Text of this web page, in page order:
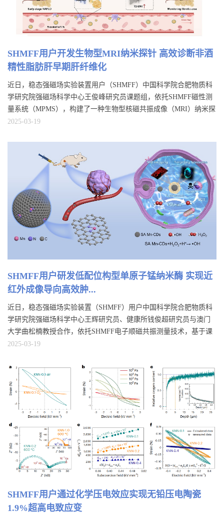
SHMFF用户开发生物型MRI纳米探针 高效诊断非酒
精性脂肪肝早期肝纤维化
近日，稳态强磁场实验装置用户（SHMFF）中国科学院合肥物质科
学研究院强磁场科学中心王俊峰研究员课题组，依托SHMFF磁性测
量系统（MPMS），构建了一种生物型核磁共振成像（MRI）纳米探
针用于非酒精性脂肪肝早期肝纤维高效诊断。相关成果以“Efficient
Advanced Science。
2025-03-19
SHMFF用户研发低配位构型单原子锰纳米酶 实现近
红外成像导向高效肿...
近日，稳态强磁场实验装置（SHMFF）用户中国科学院合肥物质科
学研究院强磁场科学中心王辉研究员、健康所钱俊超研究员与澳门
大学曲松楠教授合作，依托SHMFF电子顺磁共振测量技术，基于课
题组发现的“分子碳化-还原”策略，成功研发了一种新型的低配位构
关研究成果已发表于国际期刊Advanced Science。
2025-03-19
SHMFF用户通过化学压电效应实现无铅压电陶瓷
1.9%超高电致应变